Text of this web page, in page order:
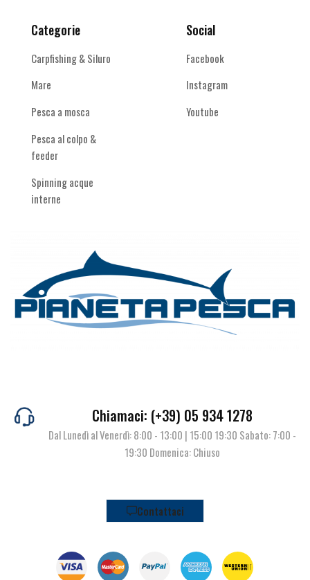
Categorie
Carpfishing & Siluro
Mare
Pesca a mosca
Pesca al colpo &
feeder
Spinning acque
interne
Social
Facebook
Instagram
Youtube
Chiamaci: (+39) 05 934 1278
Dal Lunedì al Venerdì: 8:00 - 13:00 | 15:00 19:30 Sabato: 7:00 -
19:30 Domenica: Chiuso
Contattaci